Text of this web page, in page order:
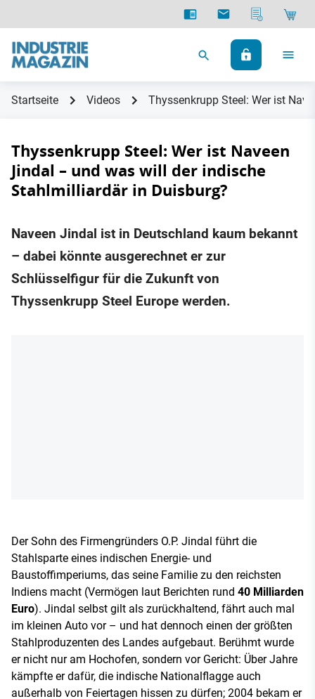
Startseite Videos Thyssenkrupp Steel: Wer ist
Thyssenkrupp Steel: Wer ist Naveen
Jindal – und was will der indische
Stahlmilliardär in Duisburg?
Naveen Jindal ist in Deutschland kaum bekannt
– dabei könnte ausgerechnet er zur
Schlüsselfigur für die Zukunft von
Thyssenkrupp Steel Europe werden.
Der Sohn des Firmengründers O.P. Jindal führt die
Stahlsparte eines indischen Energie- und
Baustoffimperiums, das seine Familie zu den reichsten
Indiens macht (Vermögen laut Berichten rund 40 Milliarden
Euro). Jindal selbst gilt als zurückhaltend, fährt auch mal
im kleinen Auto vor – und hat dennoch einen der größten
Stahlproduzenten des Landes aufgebaut. Berühmt wurde
er nicht nur am Hochofen, sondern vor Gericht: Über Jahre
kämpfte er dafür, die indische Nationalflagge auch
außerhalb von Feiertagen hissen zu dürfen; 2004 bekam er